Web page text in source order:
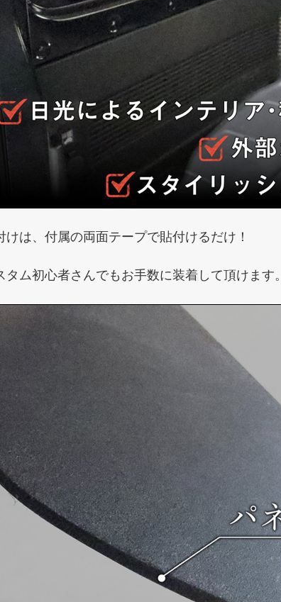
けは、付属の両面テープで貼付けるだけ！
タム初心者さんでもお手数に装着して頂けます。